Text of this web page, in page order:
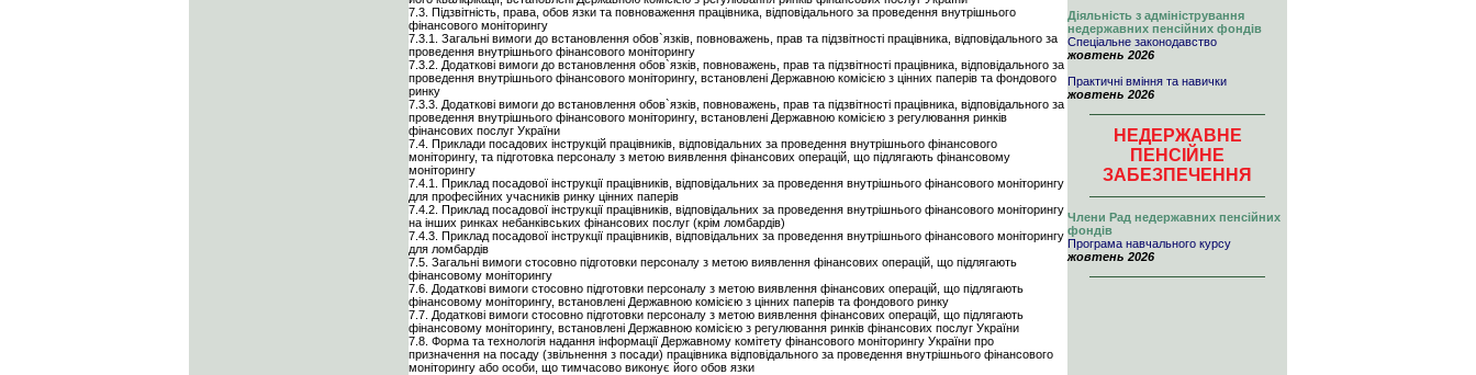
7.3. Підзвітність, права, обов язки та повноваження працівника, відповідального за проведення внутрішнього
фінансового моніторингу
7.3.1. Загальні вимоги до встановлення обов`язків, повноважень, прав та підзвітності працівника, відповідального за
проведення внутрішнього фінансового моніторингу
7.3.2. Додаткові вимоги до встановлення обов`язків, повноважень, прав та підзвітності працівника, відповідального за
проведення внутрішнього фінансового моніторингу, встановлені Державною комісією з цінних паперів та фондового
ринку
7.3.3. Додаткові вимоги до встановлення обов`язків, повноважень, прав та підзвітності працівника, відповідального за
проведення внутрішнього фінансового моніторингу, встановлені Державною комісією з регулювання ринків
фінансових послуг України
7.4. Приклади посадових інструкцій працівників, відповідальних за проведення внутрішнього фінансового
моніторингу, та підготовка персоналу з метою виявлення фінансових операцій, що підлягають фінансовому
моніторингу
7.4.1. Приклад посадової інструкції працівників, відповідальних за проведення внутрішнього фінансового моніторингу
для професійних учасників ринку цінних паперів
7.4.2. Приклад посадової інструкції працівників, відповідальних за проведення внутрішнього фінансового моніторингу
на інших ринках небанківських фінансових послуг (крім ломбардів)
7.4.3. Приклад посадової інструкції працівників, відповідальних за проведення внутрішнього фінансового моніторингу
для ломбардів
7.5. Загальні вимоги стосовно підготовки персоналу з метою виявлення фінансових операцій, що підлягають
фінансовому моніторингу
7.6. Додаткові вимоги стосовно підготовки персоналу з метою виявлення фінансових операцій, що підлягають
фінансовому моніторингу, встановлені Державною комісією з цінних паперів та фондового ринку
7.7. Додаткові вимоги стосовно підготовки персоналу з метою виявлення фінансових операцій, що підлягають
фінансовому моніторингу, встановлені Державною комісією з регулювання ринків фінансових послуг України
7.8. Форма та технологія надання інформації Державному комітету фінансового моніторингу України про
призначення на посаду (звільнення з посади) працівника відповідального за проведення внутрішнього фінансового
моніторингу або особи, що тимчасово виконує його обов язки
Діяльність з адміністрування
недержавних пенсійних фондів
Спеціальне законодавство
жовтень 2026
Практичні вміння та навички
жовтень 2026
НЕДЕРЖАВНЕ
ПЕНСІЙНЕ
ЗАБЕЗПЕЧЕННЯ
Члени Рад недержавних пенсійних
фондів
Програма навчального курсу
жовтень 2026